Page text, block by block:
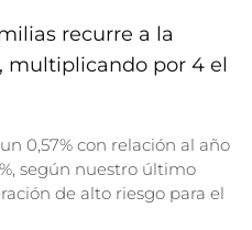
recurre a la
multiplicando por 4 el
0,57% con relación al año
según nuestro último
de alto riesgo para el